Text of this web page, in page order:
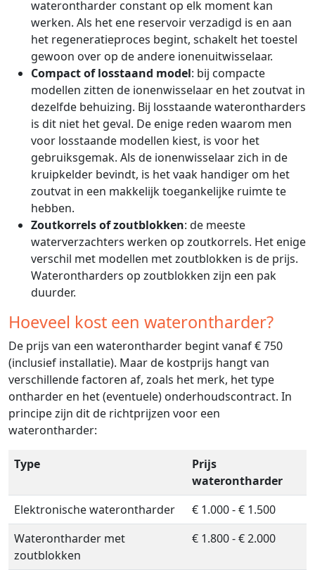
waterontharder constant op elk moment kan
werken. Als het ene reservoir verzadigd is en aan
het regeneratieproces begint, schakelt het toestel
gewoon over op de andere ionenuitwisselaar.
Compact of losstaand model: bij compacte
modellen zitten de ionenwisselaar en het zoutvat in
dezelfde behuizing. Bij losstaande waterontharders
is dit niet het geval. De enige reden waarom men
voor losstaande modellen kiest, is voor het
gebruiksgemak. Als de ionenwisselaar zich in de
kruipkelder bevindt, is het vaak handiger om het
zoutvat in een makkelijk toegankelijke ruimte te
hebben.
Zoutkorrels of zoutblokken: de meeste
waterverzachters werken op zoutkorrels. Het enige
verschil met modellen met zoutblokken is de prijs.
Waterontharders op zoutblokken zijn een pak
duurder.
Hoeveel kost een waterontharder?
De prijs van een waterontharder begint vanaf € 750
(inclusief installatie). Maar de kostprijs hangt van
verschillende factoren af, zoals het merk, het type
ontharder en het (eventuele) onderhoudscontract. In
principe zijn dit de richtprijzen voor een
waterontharder:
Type
Prijs
waterontharder
Elektronische waterontharder
€ 1.000 - € 1.500
Waterontharder met
zoutblokken
€ 1.800 - € 2.000